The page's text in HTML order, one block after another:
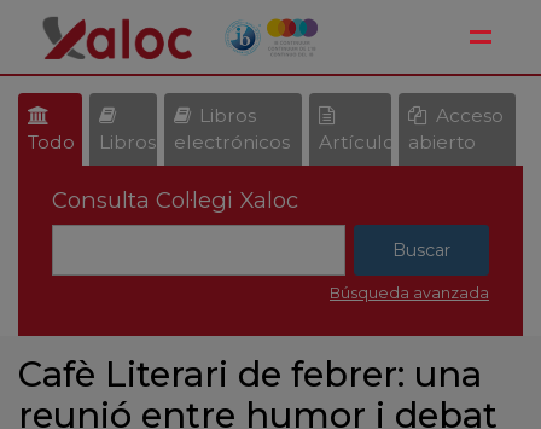
Todo Libros
Libros
electrónicos
Artículos
Acceso
abierto
Consulta Col·legi Xaloc
Búsqueda avanzada
Cafè Literari de febrer: una
reunió entre humor i debat